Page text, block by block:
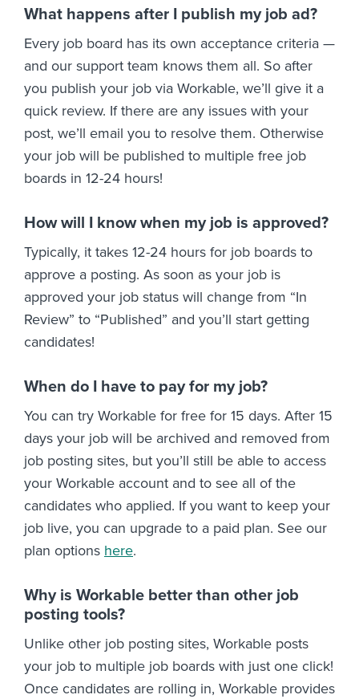
What happens after I publish my job ad?
Every job board has its own acceptance criteria —
and our support team knows them all. So after
you publish your job via Workable, we’ll give it a
quick review. If there are any issues with your
post, we’ll email you to resolve them. Otherwise
your job will be published to multiple free job
boards in 12-24 hours!
How will I know when my job is approved?
Typically, it takes 12-24 hours for job boards to
approve a posting. As soon as your job is
approved your job status will change from “In
Review” to “Published” and you’ll start getting
candidates!
When do I have to pay for my job?
You can try Workable for free for 15 days. After 15
days your job will be archived and removed from
job posting sites, but you’ll still be able to access
your Workable account and to see all of the
candidates who applied. If you want to keep your
job live, you can upgrade to a paid plan. See our
plan options here.
Why is Workable better than other job
posting tools?
Unlike other job posting sites, Workable posts
your job to multiple job boards with just one click!
Once candidates are rolling in, Workable provides